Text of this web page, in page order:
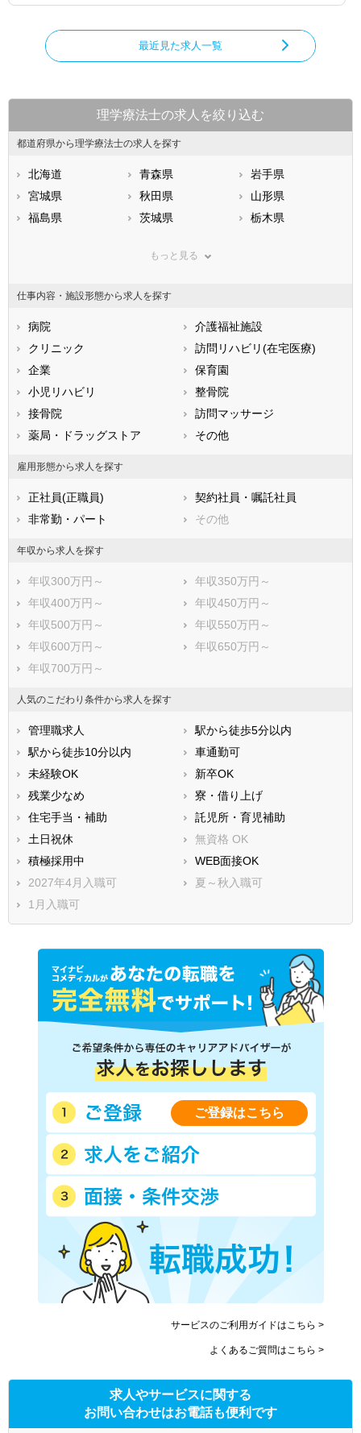
最近見た求人一覧
理学療法士の求人を絞り込む
都道府県から理学療法士の求人を探す
北海道 青森県
岩手県
宮城県
秋田県
山形県
福島県
茨城県
栃木県
神奈川県
石川県
福井県
静岡県
三重県
滋賀県
大阪府
兵庫県
鳥取県
広島県
徳島県
香川県
愛媛県
鹿児島県
もっと見る
仕事内容・施設形態から求人を探す
病院
介護福祉施設
クリニック
訪問リハビリ(在宅医療)
企業
保育園
小児リハビリ
整骨院
接骨院
訪問マッサージ
薬局・ドラッグストア
その他
雇用形態から求人を探す
正社員(正職員)
契約社員・嘱託社員
非常勤・パート
その他
年収から求人を探す
年収300万円～
年収350万円～
年収400万円～
年収450万円～
年収500万円～
年収550万円～
年収600万円～
年収650万円～
年収700万円～
人気のこだわり条件から求人を探す
管理職求人
駅から徒歩5分以内
駅から徒歩10分以内
車通勤可
未経験OK
新卒OK
残業少なめ
寮・借り上げ
住宅手当・補助
託児所・育児補助
土日祝休
無資格 OK
積極採用中
WEB面接OK
2027年4月入職可
夏～秋入職可
1月入職可
ご登録はこちら
サービスのご利用ガイドはこちら >
よくあるご質問はこちら >
求人やサービスに関する
お問い合わせはお電話も便利です